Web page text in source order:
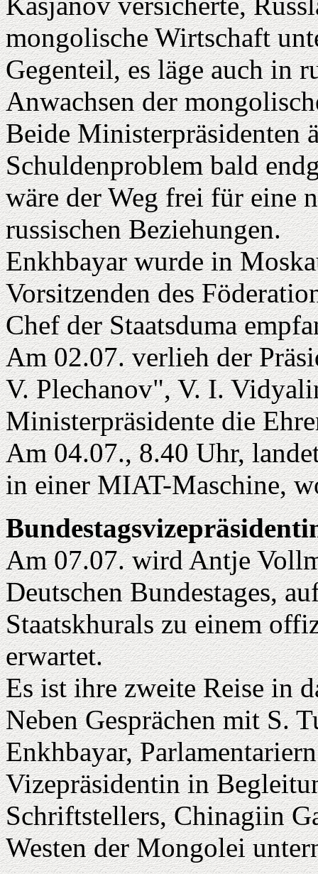
mongolische Wirtschaft
Gegenteil, es läge auch in
Anwachsen der
Beide Ministerpräsidenten
Schuldenproblem bald
wäre der Weg frei für eine
russischen Beziehungen.
Enkhbayar wurde in
Vorsitzenden des
Chef der Staatsduma
Am 02.07. verlieh der
V. Plechanov", V. I.
Ministerpräsidente die
Am 04.07., 8.40 Uhr,
in einer MIAT-Maschine,
Am 07.07. wird Antje
Deutschen Bundestages,
Staatskhurals zu einem
erwartet.
Es ist ihre zweite Reise in
Neben Gesprächen mit S.
Enkhbayar,
Vizepräsidentin in
Schriftstellers, Chinagiin
Westen der Mongolei